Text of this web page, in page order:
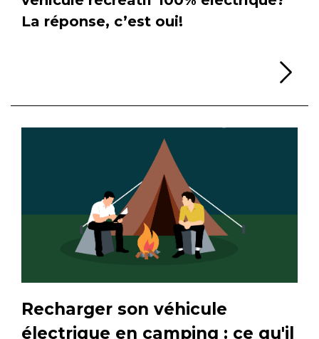
La réponse, c’est oui!
Recharger son véhicule
électrique en camping : ce qu'il